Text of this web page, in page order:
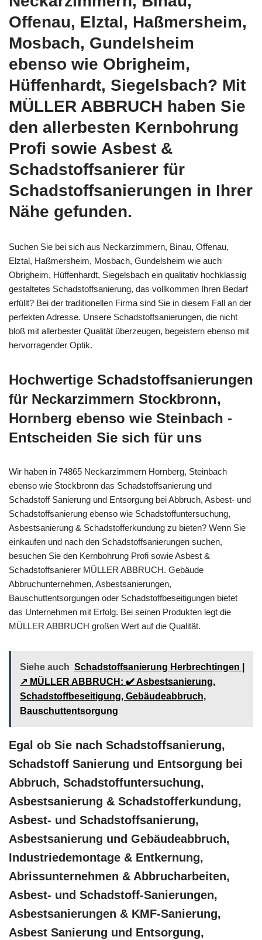
Offenau, Elztal, Haßmersheim,
Mosbach, Gundelsheim
ebenso wie Obrigheim,
Hüffenhardt, Siegelsbach? Mit
MÜLLER ABBRUCH haben Sie
den allerbesten Kernbohrung
Profi sowie Asbest &
Schadstoffsanierer für
Schadstoffsanierungen in Ihrer
Nähe gefunden.
Suchen Sie bei sich aus Neckarzimmern, Binau, Offenau,
Elztal, Haßmersheim, Mosbach, Gundelsheim wie auch
Obrigheim, Hüffenhardt, Siegelsbach ein qualitativ hochklassig
gestaltetes Schadstoffsanierung, das vollkommen Ihren Bedarf
erfüllt? Bei der traditionellen Firma sind Sie in diesem Fall an der
perfekten Adresse. Unsere Schadstoffsanierungen, die nicht
bloß mit allerbester Qualität überzeugen, begeistern ebenso mit
hervorragender Optik.
Hochwertige Schadstoffsanierungen
für Neckarzimmern Stockbronn,
Hornberg ebenso wie Steinbach -
Entscheiden Sie sich für uns
Wir haben in 74865 Neckarzimmern Hornberg, Steinbach
ebenso wie Stockbronn das Schadstoffsanierung und
Schadstoff Sanierung und Entsorgung bei Abbruch, Asbest- und
Schadstoffsanierung ebenso wie Schadstoffuntersuchung,
Asbestsanierung & Schadstofferkundung zu bieten? Wenn Sie
einkaufen und nach den Schadstoffsanierungen suchen,
besuchen Sie den Kernbohrung Profi sowie Asbest &
Schadstoffsanierer MÜLLER ABBRUCH. Gebäude
Abbruchunternehmen, Asbestsanierungen,
Bauschuttentsorgungen oder Schadstoffbeseitigungen bietet
das Unternehmen mit Erfolg. Bei seinen Produkten legt die
MÜLLER ABBRUCH großen Wert auf die Qualität.
Siehe auch Schadstoffsanierung Herbrechtingen |
↗️ MÜLLER ABBRUCH: ✔️ Asbestsanierung,
Schadstoffbeseitigung, Gebäudeabbruch,
Bauschuttentsorgung
Egal ob Sie nach Schadstoffsanierung,
Schadstoff Sanierung und Entsorgung bei
Abbruch, Schadstoffuntersuchung,
Asbestsanierung & Schadstofferkundung,
Asbest- und Schadstoffsanierung,
Asbestsanierung und Gebäudeabbruch,
Industriedemontage & Entkernung,
Abrissunternehmen & Abbrucharbeiten,
Asbest- und Schadstoff-Sanierungen,
Asbestsanierungen & KMF-Sanierung,
Asbest Sanierung und Entsorgung,